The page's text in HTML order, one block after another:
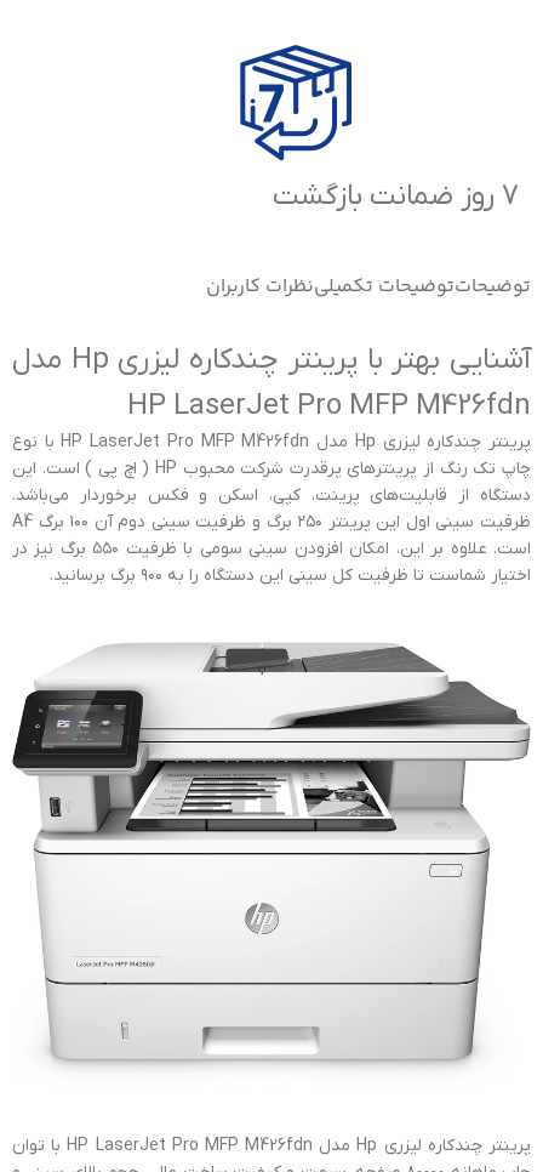
7 روز ضمانت بازگشت
توضیحاتتوضیحات تکمیلینظرات کاربران
آشنایی بهتر با پرینتر چندکاره ليزري Hp مدل
HP LaserJet Pro MFP M426fdn
پرینتر چندکاره ليزري Hp مدل HP LaserJet Pro MFP M426fdn با نوع
چاپ تک رنگ از پرینترهای پرقدرت شرکت محبوب HP ( اچ پی ) است. این
دستگاه از قابلیت‌های پرینت، کپی، اسکن و فکس برخوردار می‌باشد.
ظرفیت سینی اول این پرینتر ۲۵۰ برگ و ظرفیت سینی دوم آن ۱۰۰ برگ A4
است. علاوه بر این، امکان افزودن سینی سومی با ظرفیت ۵۵۰ برگ نیز در
اختیار شماست تا ظرفیت کل سینی این دستگاه را به ۹۰۰ برگ برسانید.
پرینتر چندکاره ليزري Hp مدل HP LaserJet Pro MFP M426fdn با توان